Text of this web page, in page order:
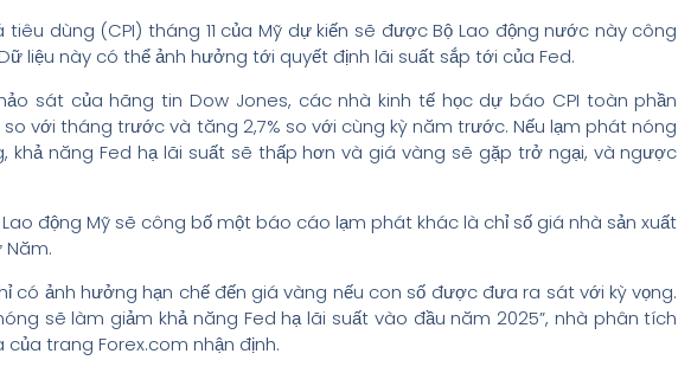
dùng (CPI) tháng 11 của Mỹ dự kiến sẽ được Bộ Lao động nước này công
Dữ liệu này có thể ảnh hưởng tới quyết định lãi suất sắp tới của Fed.
sát của hãng tin Dow Jones, các nhà kinh tế học dự báo CPI toàn phần
so với tháng trước và tăng 2,7% so với cùng kỳ năm trước. Nếu lạm phát nóng
khả năng Fed hạ lãi suất sẽ thấp hơn và giá vàng sẽ gặp trở ngại, và ngược
Lao động Mỹ sẽ công bố một báo cáo lạm phát khác là chỉ số giá nhà sản xuất
Năm.
có ảnh hưởng hạn chế đến giá vàng nếu con số được đưa ra sát với kỳ vọng.
sẽ làm giảm khả năng Fed hạ lãi suất vào đầu năm 2025”, nhà phân tích
của trang Forex.com nhận định.